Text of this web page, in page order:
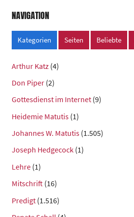
NAVIGATION
Kategorien Seiten Beliebte
Arthur Katz (4)
Don Piper (2)
Gottesdienst im Internet (9)
Heidemie Matutis (1)
Johannes W. Matutis (1.505)
Joseph Hedgecock (1)
Lehre (1)
Mitschrift (16)
Predigt (1.516)